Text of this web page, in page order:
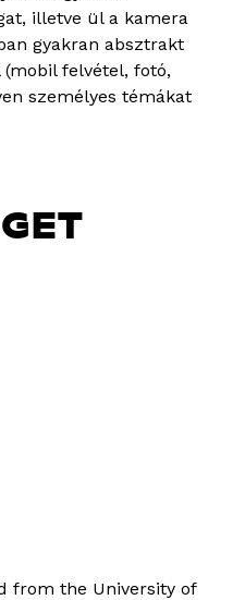
illetve ül a kamera
gyakran absztrakt
felvétel, fotó,
személyes témákat
from the University of